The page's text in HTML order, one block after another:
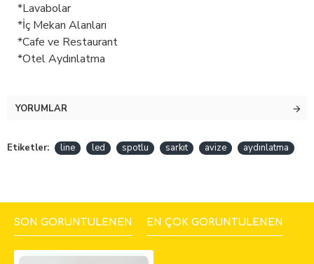
*Lavabolar
*İç Mekan Alanları
*Cafe ve Restaurant
*Otel Aydınlatma
YORUMLAR
Etiketler: line led spotlu sarkıt avize aydınlatma
SON GÖRÜNTÜLENEN EN ÇOK GÖRÜNTÜLENEN